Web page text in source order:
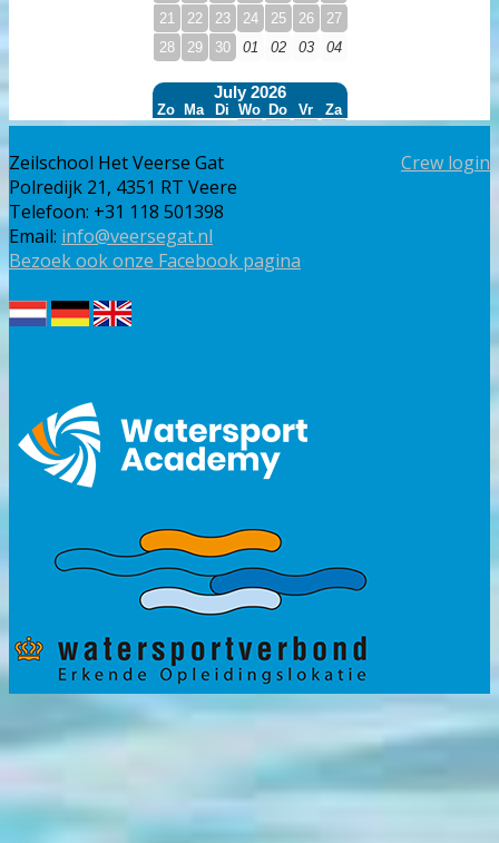
Crew login
Zeilschool Het Veerse Gat
Polredijk 21, 4351 RT Veere
Telefoon: +31 118 501398
Email: info@veersegat.nl
Bezoek ook onze Facebook pagina